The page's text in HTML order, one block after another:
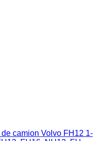
de camion Volvo FH12 1-